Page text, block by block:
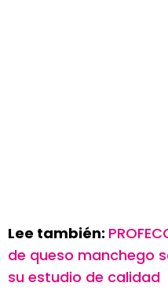
Lee también:
de queso manchego
su estudio de calidad